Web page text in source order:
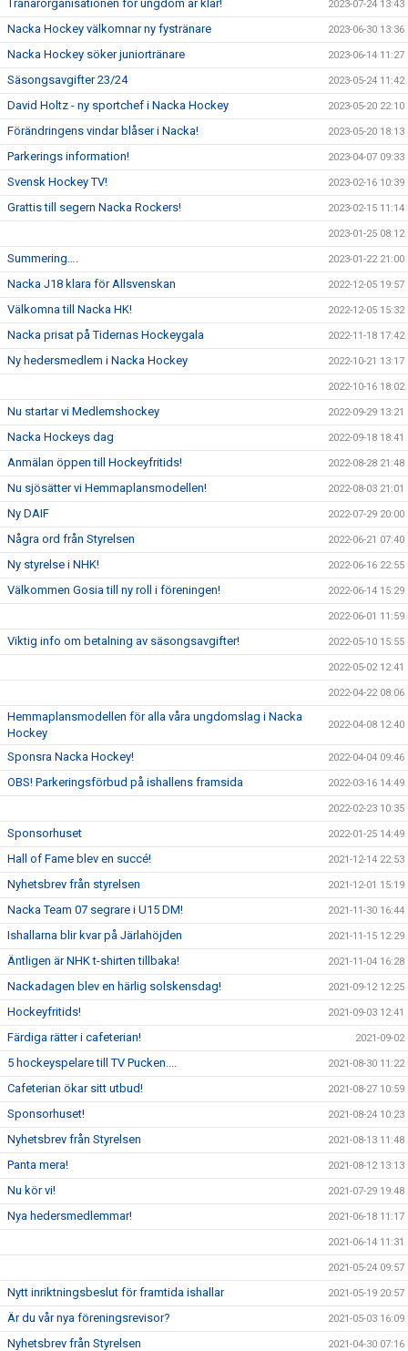
Tränarorganisationen för ungdom är klar! 2023-07-24 13:43
Nacka Hockey välkomnar ny fystränare 2023-06-30 13:36
Nacka Hockey söker juniortränare 2023-06-14 11:27
Säsongsavgifter 23/24 2023-05-24 11:42
David Holtz - ny sportchef i Nacka Hockey 2023-05-20 22:10
Förändringens vindar blåser i Nacka! 2023-05-20 18:13
Parkerings information! 2023-04-07 09:33
Svensk Hockey TV! 2023-02-16 10:39
Grattis till segern Nacka Rockers! 2023-02-15 11:14
2023-01-25 08:12
Summering…. 2023-01-22 21:00
Nacka J18 klara för Allsvenskan 2022-12-05 19:57
Välkomna till Nacka HK! 2022-12-05 15:32
Nacka prisat på Tidernas Hockeygala 2022-11-18 17:42
Ny hedersmedlem i Nacka Hockey 2022-10-21 13:17
2022-10-16 18:02
Nu startar vi Medlemshockey 2022-09-29 13:21
Nacka Hockeys dag 2022-09-18 18:41
Anmälan öppen till Hockeyfritids! 2022-08-28 21:48
Nu sjösätter vi Hemmaplansmodellen! 2022-08-03 21:01
Ny DAIF 2022-07-29 20:00
Några ord från Styrelsen 2022-06-21 07:40
Ny styrelse i NHK! 2022-06-16 22:55
Välkommen Gosia till ny roll i föreningen! 2022-06-14 15:29
2022-06-01 11:59
Viktig info om betalning av säsongsavgifter! 2022-05-10 15:55
2022-05-02 12:41
2022-04-22 08:06
Hemmaplansmodellen för alla våra ungdomslag i Nacka
Hockey
2022-04-08 12:40
Sponsra Nacka Hockey! 2022-04-04 09:46
OBS! Parkeringsförbud på ishallens framsida 2022-03-16 14:49
2022-02-23 10:35
Sponsorhuset 2022-01-25 14:49
Hall of Fame blev en succé! 2021-12-14 22:53
Nyhetsbrev från styrelsen 2021-12-01 15:19
Nacka Team 07 segrare i U15 DM! 2021-11-30 16:44
Ishallarna blir kvar på Järlahöjden 2021-11-15 12:29
Äntligen är NHK t-shirten tillbaka! 2021-11-04 16:28
Nackadagen blev en härlig solskensdag! 2021-09-12 12:25
Hockeyfritids! 2021-09-03 12:41
Färdiga rätter i cafeterian! 2021-09-02
5 hockeyspelare till TV Pucken.... 2021-08-30 11:22
Cafeterian ökar sitt utbud! 2021-08-27 10:59
Sponsorhuset! 2021-08-24 10:23
Nyhetsbrev från Styrelsen 2021-08-13 11:48
Panta mera! 2021-08-12 13:13
Nu kör vi! 2021-07-29 19:48
Nya hedersmedlemmar! 2021-06-18 11:17
2021-06-14 11:31
2021-05-24 09:57
Nytt inriktningsbeslut för framtida ishallar 2021-05-19 20:57
Är du vår nya föreningsrevisor? 2021-05-03 16:09
Nyhetsbrev från Styrelsen 2021-04-30 07:16